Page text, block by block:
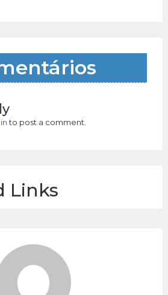
to post a comment.
Links